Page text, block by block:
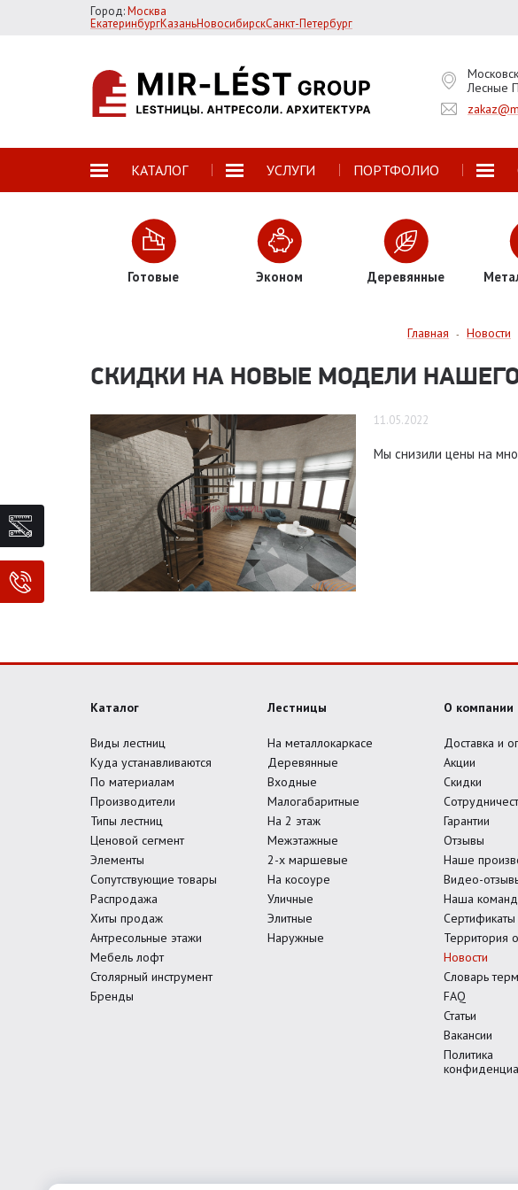
Город:Москва
ЕкатеринбургКазаньНовосибирскСанкт-Петербург
Лесные
КАТАЛОГ УСЛУГИ ПОРТФОЛИО
Готовые Эконом Деревянные
Главная - Новости
СКИДКИ НА НОВЫЕ МОДЕЛИ
11.05.2022
Мы снизили цены на
Каталог
Виды лестниц
Куда устанавливаются
По материалам
Производители
Типы лестниц
Ценовой сегмент
Элементы
Сопутствующие товары
Распродажа
Хиты продаж
Антресольные этажи
Мебель лофт
Столярный инструмент
Бренды
Лестницы
На металлокаркасе
Деревянные
Входные
Малогабаритные
На 2 этаж
Межэтажные
2-х маршевые
На косоуре
Уличные
Элитные
Наружные
О компании
Доставка и
Акции
Скидки
Гарантии
Отзывы
Наше
Видео-
Наша
Сертификаты
Территория
Новости
Словарь
FAQ
Статьи
Вакансии
Политика